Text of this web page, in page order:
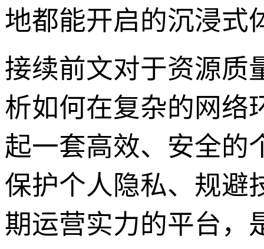
地都能开启的沉浸式
接续前文对于资源质
析如何在复杂的网络
起一套高效、安全的
保护个人隐私、规避
期运营实力的平台，